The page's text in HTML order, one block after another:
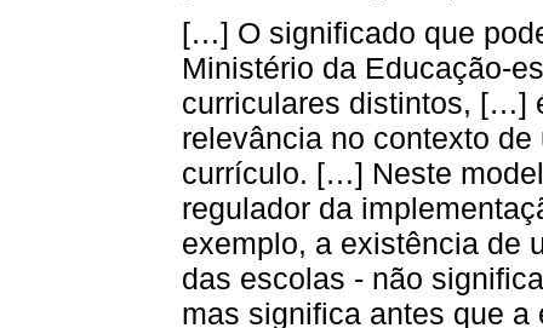
[…] O significado que
Ministério da Educação-
curriculares distintos, […]
relevância no contexto
currículo. […] Neste
regulador da
exemplo, a existência de
das escolas - não
mas significa antes que